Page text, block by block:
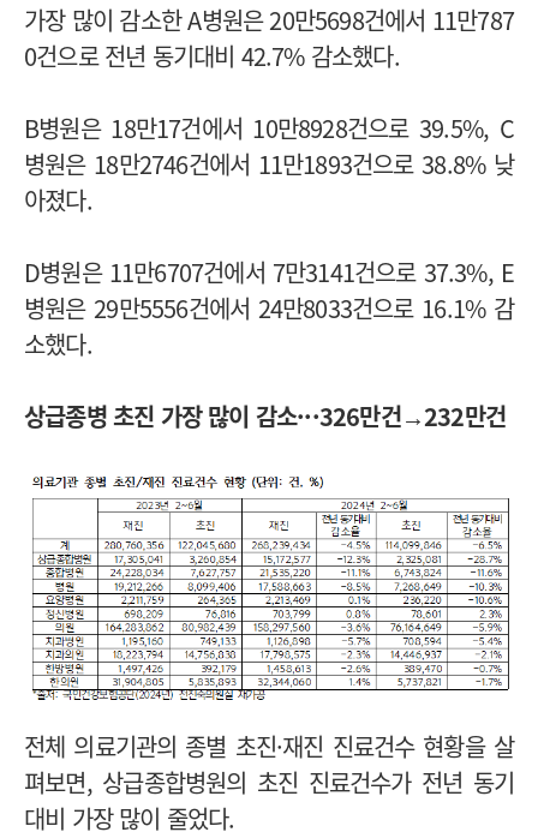
가장 많이 감소한 A병원은 20만5698건에서 11만787
0건으로 전년 동기대비 42.7% 감소했다.
B병원은 18만17건에서 10만8928건으로 39.5%, C
병원은 18만2746건에서 11만1893건으로 38.8% 낮
아졌다.
D병원은 11만6707건에서 7만3141건으로 37.3%, E
병원은 29만5556건에서 24만8033건으로 16.1% 감
소했다.
상급종병 초진 가장 많이 감소···326만건→232만건
전체 의료기관의 종별 초진·재진 진료건수 현황을 살
펴보면, 상급종합병원의 초진 진료건수가 전년 동기
대비 가장 많이 줄었다.